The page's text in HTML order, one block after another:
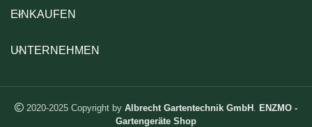
EINKAUFEN
UNTERNEHMEN
2020-2025 Copyright by Albrecht Gartentechnik GmbH
ENZMO -
Gartengeräte Shop